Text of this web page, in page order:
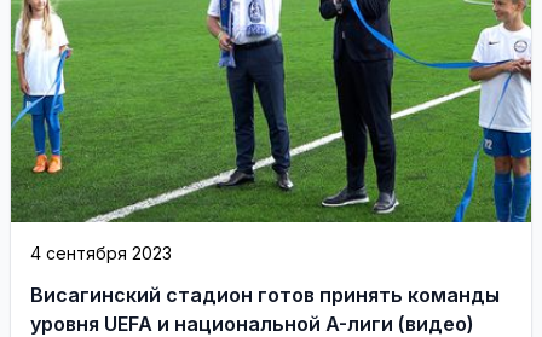
4 сентября 2023
Висагинский стадион готов принять команды
уровня UEFA и национальной A-лиги (видео)